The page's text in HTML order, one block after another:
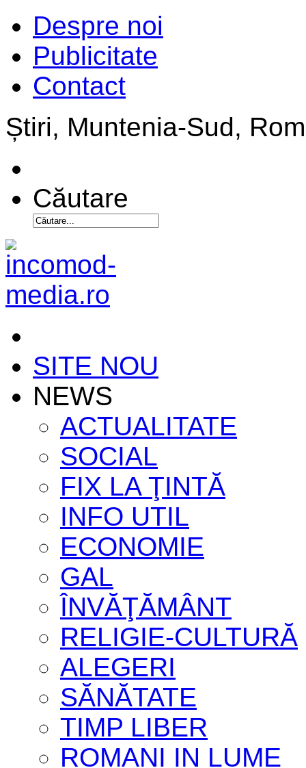
Despre noi
Publicitate
Contact
Știri, Muntenia-Sud,
Căutare
SITE NOU
NEWS
ACTUALITATE
SOCIAL
FIX LA ŢINTĂ
INFO UTIL
ECONOMIE
GAL
ÎNVĂŢĂMÂNT
RELIGIE-CULTURĂ
ALEGERI
SĂNĂTATE
TIMP LIBER
ROMANI IN LUME